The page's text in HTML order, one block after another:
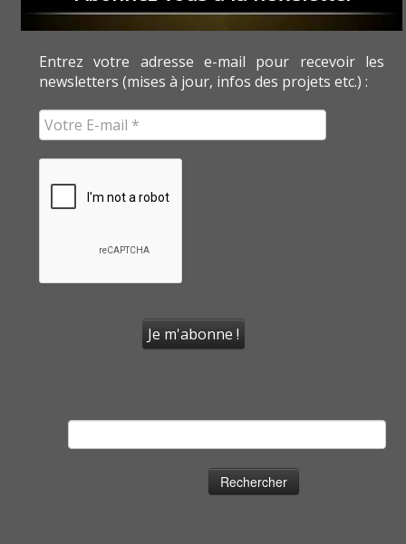
Entrez votre adresse e-mail pour recevoir les
newsletters (mises à jour, infos des projets etc.) :